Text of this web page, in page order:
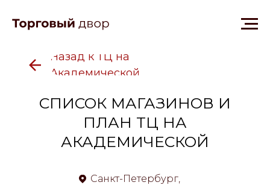
Санкт-Петербург,
СПИСОК МАГАЗИНОВ И
ПЛАН ТЦ НА
АКАДЕМИЧЕСКОЙ
Назад к ТЦ на
Академической